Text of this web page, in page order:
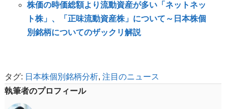
株価の時価総額より流動資産が多い「ネットネッ
ト株」、「正味流動資産株」について～日本株個
別銘柄についてのザックリ解説
タグ: 日本株個別銘柄分析, 注目のニュース
執筆者のプロフィール